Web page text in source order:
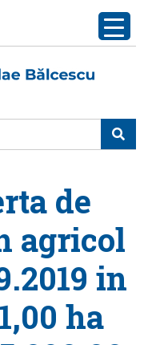
de
agricol
in
ha